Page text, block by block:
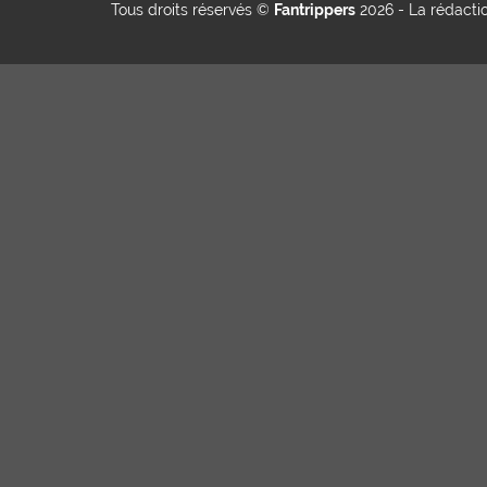
Tous droits réservés © Fantrippers 2026 - La